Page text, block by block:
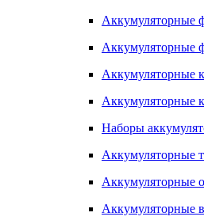
Аккумуляторные
Аккумуляторные
Аккумуляторные
Аккумуляторные
Наборы
Аккумуляторные
Аккумуляторные
Аккумуляторные